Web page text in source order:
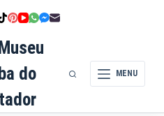
do
MENU